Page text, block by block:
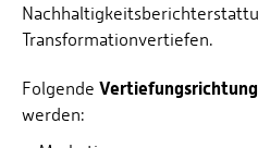
Transformationvertiefen.
Folgende
werden: